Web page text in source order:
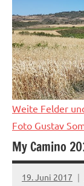
Weite Felder
Foto Gustav
My Camino
19. Juni 2017